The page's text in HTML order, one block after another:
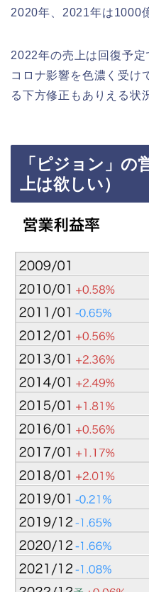
2020年、2021年は1000
2022年の売上は回復予
コロナ影響を色濃く受け
る下方修正もありえる状
「ピジョン」の
上は欲しい）